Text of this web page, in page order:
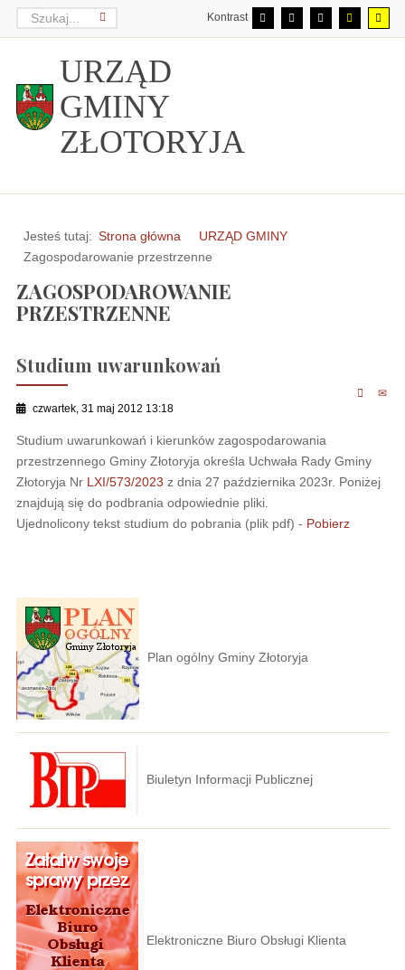
Kontrast
URZĄD
GMINY
ZŁOTORYJA
Jesteś tutaj: Strona główna
URZĄD GMINY
Zagospodarowanie przestrzenne
ZAGOSPODAROWANIE
PRZESTRZENNE
Studium uwarunkowań
czwartek, 31 maj 2012 13:18
Studium uwarunkowań i kierunków zagospodarowania
przestrzennego Gminy Złotoryja określa Uchwała Rady Gminy
Złotoryja Nr LXI/573/2023 z dnia 27 października 2023r. Poniżej
znajdują się do podbrania odpowiednie pliki.
Ujednolicony tekst studium do pobrania (plik pdf) - Pobierz
Plan ogólny Gminy Złotoryja
Biuletyn Informacji Publicznej
Elektroniczne Biuro Obsługi Klienta